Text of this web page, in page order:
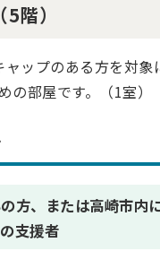
階）
ャップのある方を対象
の部屋です。（1室）
方、または高崎市内
支援者